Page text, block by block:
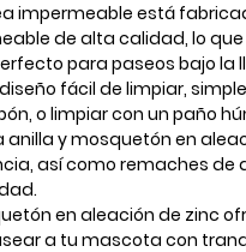
impermeable está
de alta calidad, lo
para paseos bajo la
fácil de limpiar,
o limpiar con un paño
anilla y mosquetón en
así como remaches de
en aleación de zinc
a tu mascota con